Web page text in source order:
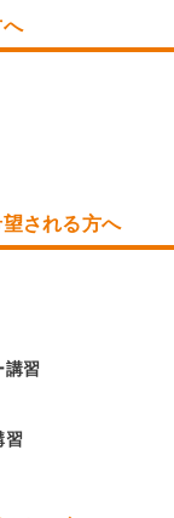
される方へ
講習
習